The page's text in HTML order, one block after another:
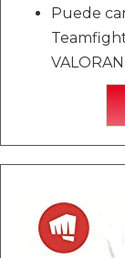
Puede